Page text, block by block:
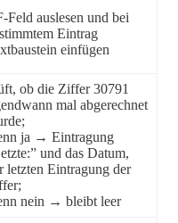
Feld auslesen und bei
Eintrag
einfügen
ob die Ziffer 30791
mal abgerechnet
ja → Eintragung
und das Datum,
letzten Eintragung der
nein → bleibt leer